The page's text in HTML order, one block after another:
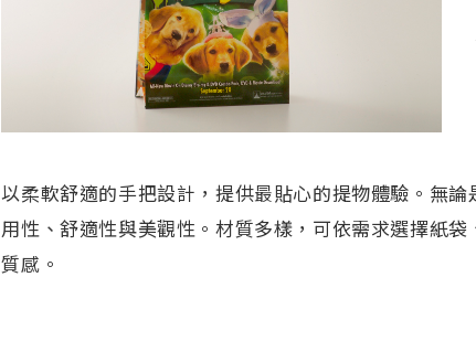
以柔軟舒適的手把設計，提供最貼心的提物體驗。無
用性、舒適性與美觀性。材質多樣，可依需求選擇紙
質感。